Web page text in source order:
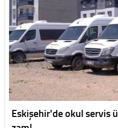
Eskişehir'de okul servis